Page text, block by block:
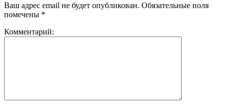
Ваш адрес email не будет опубликован. Обязательные поля
помечены *
Комментарий: